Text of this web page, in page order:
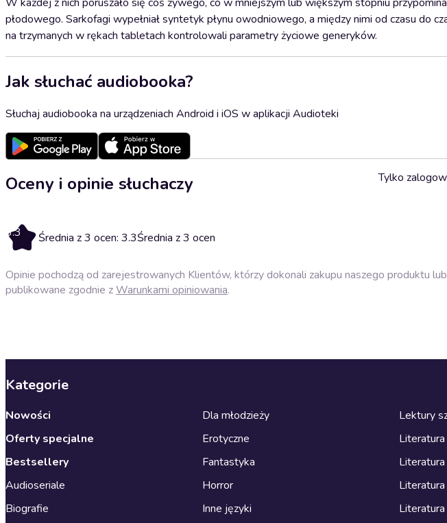
płodowego. Sarkofagi wypełniał syntetyk płynu owodniowego, a między nimi od czasu do
na trzymanych w rękach tabletach kontrolowali parametry życiowe generyków.
Jak słuchać audiobooka?
Słuchaj audiobooka na urządzeniach Android i iOS w aplikacji Audioteki
Oceny i opinie słuchaczy
3.3 Średnia z 3 ocen: 3.3Średnia z 3 ocen
Tylko
Opinie pochodzą od zarejestrowanych Klientów, którzy dokonali zakupu naszego produktu
publikowane zgodnie zWarunkami opiniowania.
Kategorie
Nowości
Oferty specjalne
Bestsellery
Audioseriale
Biografie
Dla młodzieży
Erotyczne
Fantastyka
Horror
Inne języki
Lektury